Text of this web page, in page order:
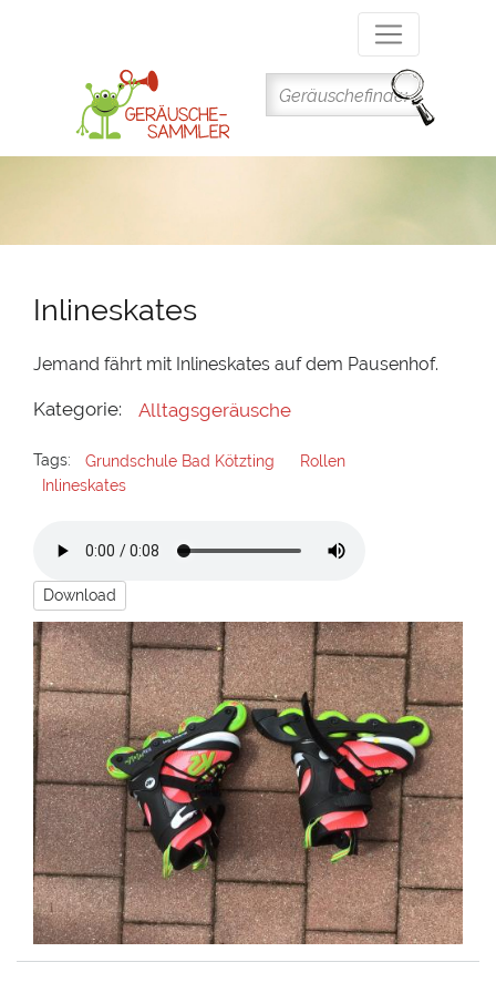
Inhalt
Inlineskates
Jemand fährt mit Inlineskates auf dem Pausenhof.
Kategorie: Alltagsgeräusche
Tags: Grundschule Bad Kötzting
Rollen
Inlineskates
Download